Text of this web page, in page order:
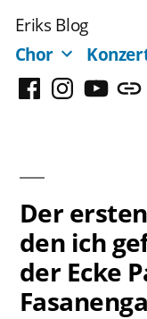
Inhalt
springen
Eriks Blog
Chor
FacebookInstagram
YouTube
Der
den ich
der Ecke